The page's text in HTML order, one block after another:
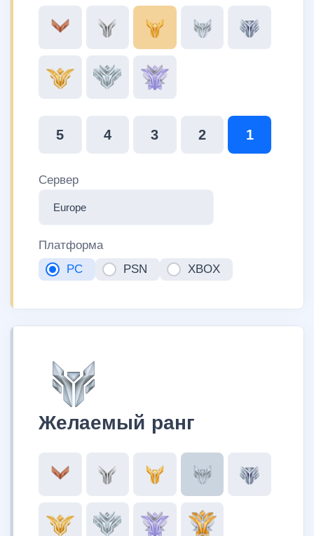
5 4 3 2 1
Сервер
Платформа
PC
PSN XBOX
Желаемый ранг